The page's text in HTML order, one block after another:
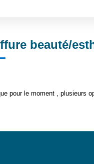
beauté/
pour le moment , plusieurs